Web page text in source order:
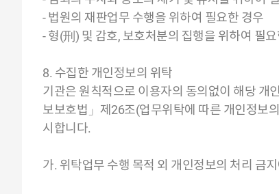
- 법원의 재판업무 수행을 위하여 필요한 경우
- 형(刑) 및 감호, 보호처분의 집행을 위하여 필
8. 수집한 개인정보의 위탁
기관은 원칙적으로 이용자의 동의없이 해당 개
보보호법」제26조(업무위탁에 따른 개인정보
시합니다.
가. 위탁업무 수행 목적 외 개인정보의 처리 금